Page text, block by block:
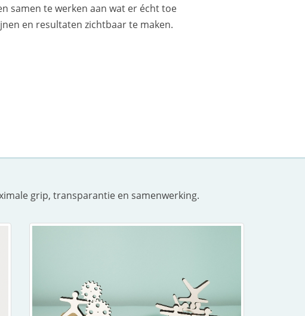
samen te werken aan wat er écht toe
en resultaten zichtbaar te maken.
grip, transparantie en samenwerking.